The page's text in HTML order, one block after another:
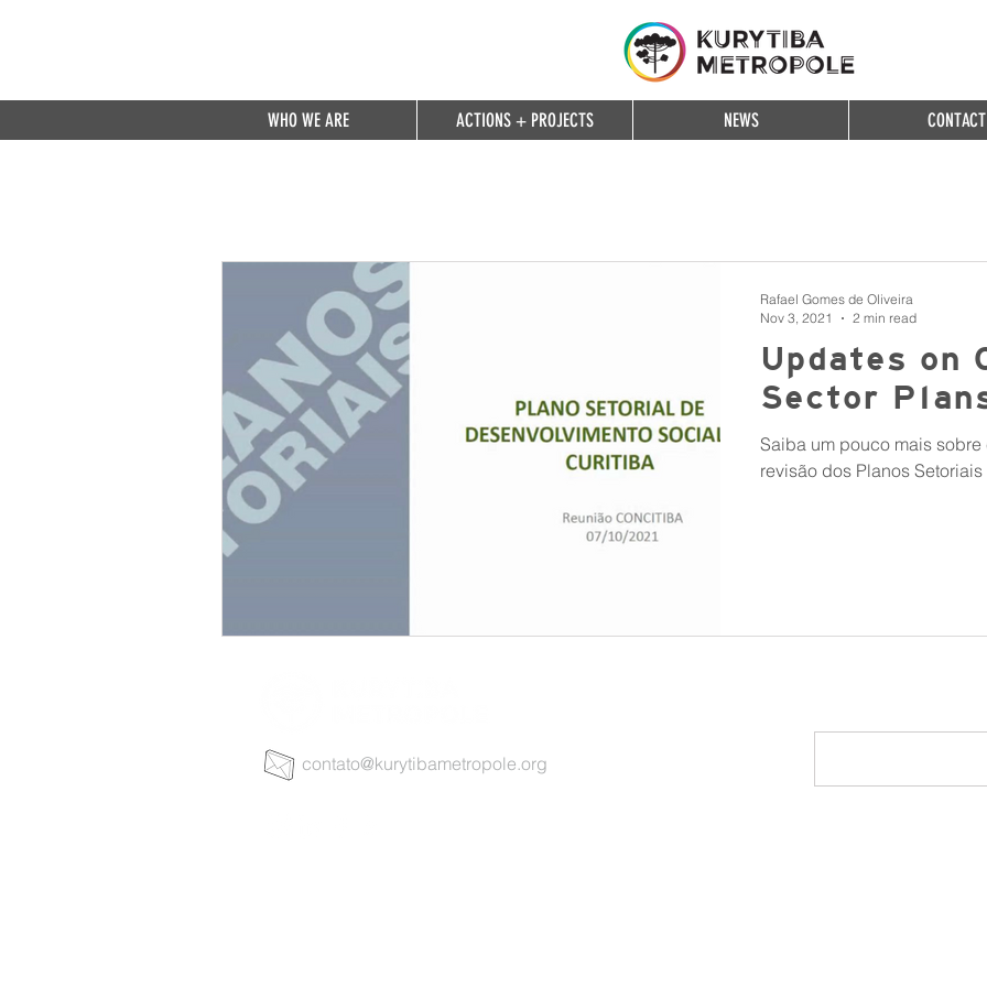
Updates on
Sector
Saiba um pouco mais
revisão dos Planos
Rafael Gomes de Oliveira
Nov 3, 2021
2 min read
WHO WE ARE ACTIONS + PROJECTS NEWS CONTACT
contato@kurytibametropole.org